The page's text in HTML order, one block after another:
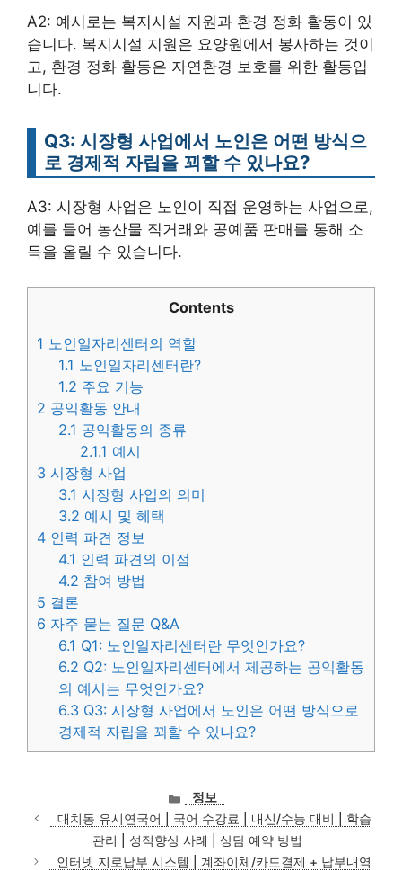
A2: 예시로는 복지시설 지원과 환경 정화 활동이 있
습니다. 복지시설 지원은 요양원에서 봉사하는 것이
고, 환경 정화 활동은 자연환경 보호를 위한 활동입
니다.
Q3: 시장형 사업에서 노인은 어떤 방식으
로 경제적 자립을 꾀할 수 있나요?
A3: 시장형 사업은 노인이 직접 운영하는 사업으로,
예를 들어 농산물 직거래와 공예품 판매를 통해 소
득을 올릴 수 있습니다.
Contents
1 노인일자리센터의 역할
1.1 노인일자리센터란?
1.2 주요 기능
2 공익활동 안내
2.1 공익활동의 종류
2.1.1 예시
3 시장형 사업
3.1 시장형 사업의 의미
3.2 예시 및 혜택
4 인력 파견 정보
4.1 인력 파견의 이점
4.2 참여 방법
5 결론
6 자주 묻는 질문 Q&A
6.1 Q1: 노인일자리센터란 무엇인가요?
6.2 Q2: 노인일자리센터에서 제공하는 공익활동
의 예시는 무엇인가요?
6.3 Q3: 시장형 사업에서 노인은 어떤 방식으로
경제적 자립을 꾀할 수 있나요?
카
테
고
리
정보
대치동 유시연국어 | 국어 수강료 | 내신/수능 대비 | 학습
관리 | 성적향상 사례 | 상담 예약 방법
인터넷 지로납부 시스템 | 계좌이체/카드결제 + 납부내역